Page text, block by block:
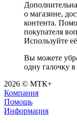
о магазине,
контента.
покупателя
Используйте
Вы можете
одну галочку
2026 © МТК+
Компания
Помощь
Информация